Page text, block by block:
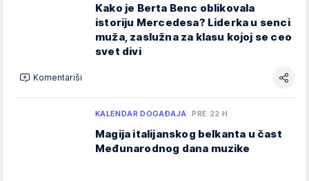
Kako je Berta Benc oblikovala
istoriju Mercedesa? Liderka u senci
muža, zaslužna za klasu kojoj se ceo
svet divi
Komentariši
KALENDAR DOGAĐAJA PRE 22 H
Magija italijanskog belkanta u čast
Međunarodnog dana muzike